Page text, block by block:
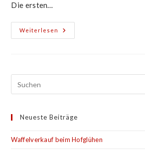
Die ersten…
Weiterlesen
Ab
Jetzt
Neueste Beiträge
Waffelverkauf beim Hofglühen